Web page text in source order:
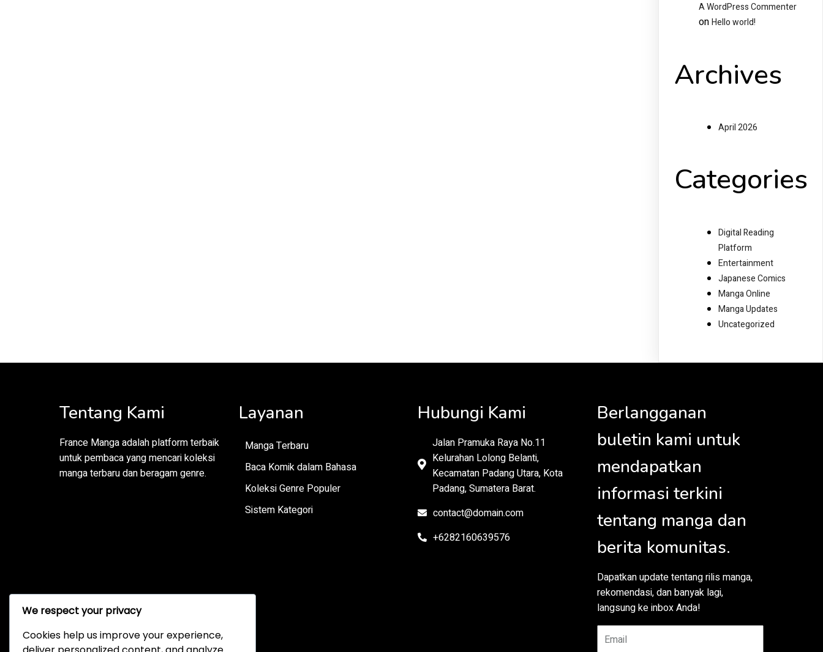
A WordPress Commenter
onHello world!
Archives
April 2026
Categories
Digital Reading
Platform
Entertainment
Japanese Comics
Manga Online
Manga Updates
Uncategorized
Tentang Kami
France Manga adalah platform terbaik
untuk pembaca yang mencari koleksi
manga terbaru dan beragam genre.
Layanan
Manga Terbaru
Baca Komik dalam Bahasa
Koleksi Genre Populer
Sistem Kategori
Hubungi Kami
Jalan Pramuka Raya No.11
Kelurahan Lolong Belanti,
Kecamatan Padang Utara, Kota
Padang, Sumatera Barat.
contact@domain.com
+6282160639576
Berlangganan
buletin kami untuk
mendapatkan
informasi terkini
tentang manga dan
berita komunitas.
Dapatkan update tentang rilis manga,
rekomendasi, dan banyak lagi,
langsung ke inbox Anda!
We respect your privacy
Cookies help us improve your experience,